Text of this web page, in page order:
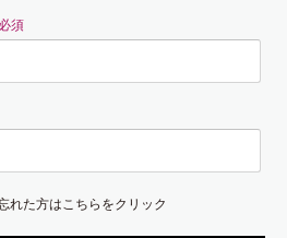
須
れた方はこちらをクリック